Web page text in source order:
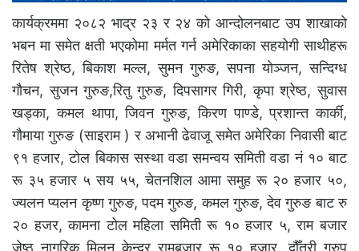
कार्यक्रममा २०८२ भाद्र २३ र २४ को आन्दोलनबाट उप शाखाको
भबन मा समेत क्षती भएकोमा मर्मत गर्न अमेरिकाका सहयोगी साथीहरू
रितेष श्रेष्ठ, बिकाश मल्ल, सुमन गुरुङ, सपना योञ्जन, सन्दिग्ध
गौचन, सुजन गुरुङ,रितु गुरुङ, दिपसागर गिरी, कृपा श्रेष्ठ, सुवास
खड्का, कमल थापा, जिवन गुरुङ, किरण पाण्डे, प्रशान्त कार्की,
गौमाया गुरुङ (साइराम ) र अभानी ढेवाजू समेत अमेरिका निवासी बाट
९१ हजार, टोल बिकास सस्था वडा समन्वय समिती वडा नं १० बाट
रू ३५ हजार ५ सय ५५, चेतनशिल आमा समुह रू २० हजार ५०,
ज्यलन प्यलन कृष्ण गुरुङ, पदम गुरुङ, कमल गुरुङ, देव गुरुङ बाट रु
२० हजर, कामना टोल महिला समिती रू १० हजार ५, राम बजार
जेष्ठ नागरिक मिलन केन्द्र रामबजार रू १० हजार, दौँतरी ग्रुप